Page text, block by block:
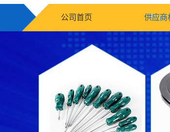
公司首页 供应商